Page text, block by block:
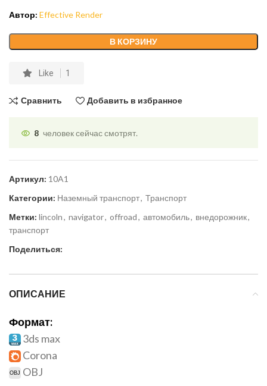
Автор: Effective Render
В КОРЗИНУ
Like 1
Сравнить Добавить в избранное
8 человек сейчас смотрят.
Артикул: 10A1
Категории: Наземный транспорт, Транспорт
Метки: lincoln, navigator, offroad, автомобиль, внедорожник,
транспорт
Поделиться:
ОПИСАНИЕ
Формат:
3ds max
Corona
OBJ